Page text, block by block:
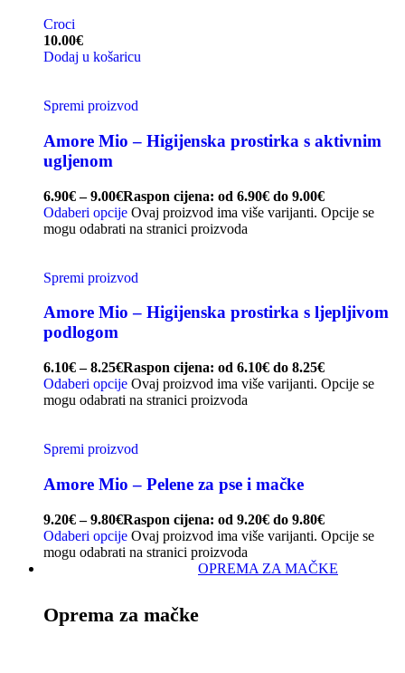
Croci
10.00€
Dodaj u košaricu
Spremi proizvod
Amore Mio – Higijenska prostirka s aktivnim
ugljenom
6.90€ – 9.00€Raspon cijena: od 6.90€ do 9.00€
Odaberi opcije Ovaj proizvod ima više varijanti. Opcije se
mogu odabrati na stranici proizvoda
Spremi proizvod
Amore Mio – Higijenska prostirka s ljepljivom
podlogom
6.10€ – 8.25€Raspon cijena: od 6.10€ do 8.25€
Odaberi opcije Ovaj proizvod ima više varijanti. Opcije se
mogu odabrati na stranici proizvoda
Spremi proizvod
Amore Mio – Pelene za pse i mačke
9.20€ – 9.80€Raspon cijena: od 9.20€ do 9.80€
Odaberi opcije Ovaj proizvod ima više varijanti. Opcije se
mogu odabrati na stranici proizvoda
OPREMA ZA MAČKE
Oprema za mačke